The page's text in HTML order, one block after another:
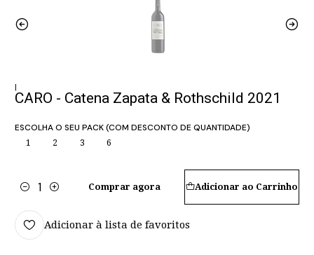
|
CARO - Catena Zapata & Rothschild 2021
ESCOLHA O SEU PACK (COM DESCONTO DE QUANTIDADE)
1 2 3 6
Quantidade
Adicionar ao Carrinho
Comprar agora
Adicionar à lista de favoritos